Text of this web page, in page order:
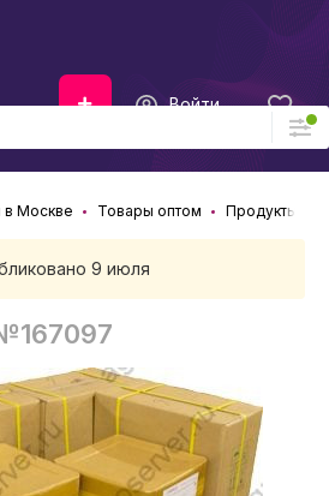
Войти
в Москве Товары оптом Продукты
9 июля